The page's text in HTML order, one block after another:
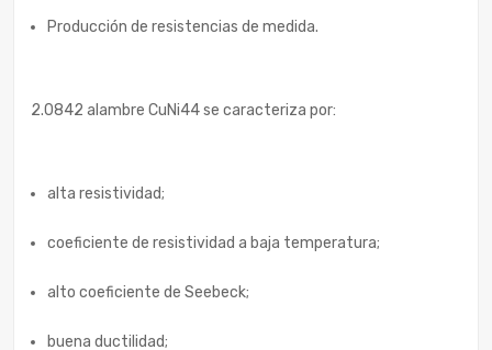
Producción de resistencias de medida.
2.0842 alambre CuNi44 se caracteriza por:
alta resistividad;
coeficiente de resistividad a baja temperatura;
alto coeficiente de Seebeck;
buena ductilidad;